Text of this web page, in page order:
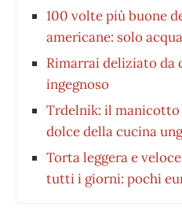
100 volte più buone
americane: solo
Rimarrai deliziato da
ingegnoso
Trdelník: il
dolce della cucina
Torta leggera e
tutti i giorni: pochi